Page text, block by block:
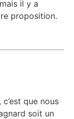
il y a
proposition.
que nous
soit un